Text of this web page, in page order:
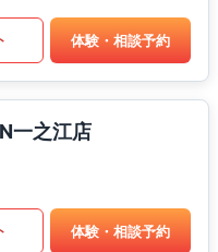
体験・相談予約
一之江店
体験・相談予約